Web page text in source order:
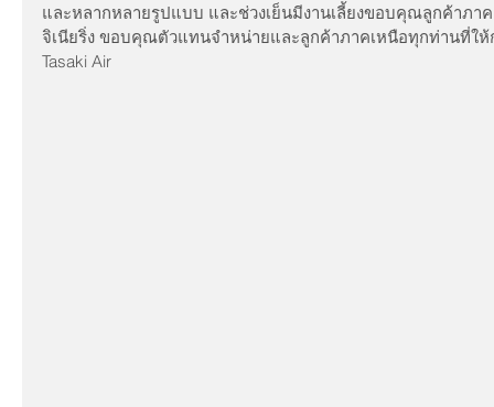
และหลากหลายรูปแบบ และช่วงเย็นมีงานเลี้ยงขอบคุณลูกค้าภา
จิเนียริ่ง ขอบคุณตัวแทนจำหน่ายและลูกค้าภาคเหนือทุกท่านที่
Tasaki Air